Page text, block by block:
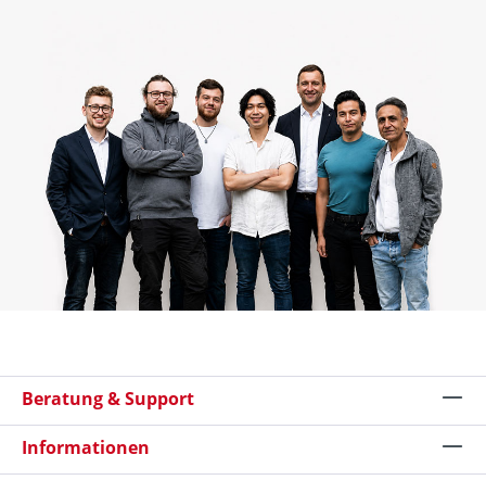
Beratung & Support
Informationen